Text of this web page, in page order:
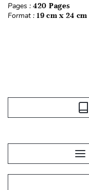
Pages : 420 Pages
Format : 19 cm x 24 cm